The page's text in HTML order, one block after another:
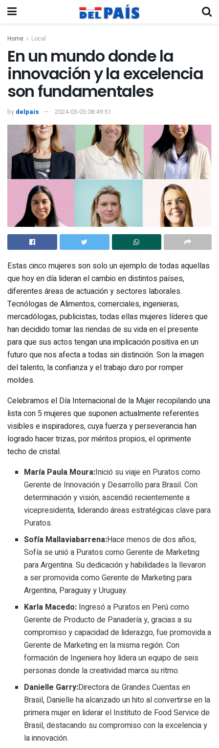
Home Local
En un mundo donde la
innovación y la excelencia
son fundamentales
by delpais 2024-03-05 08:49:51
Estas cinco mujeres son solo un ejemplo de todas aquellas
que hoy en día lideran el cambio en distintos países,
diferentes áreas de actuación y sectores laborales.
Tecnólogas de Alimentos, comerciales, ingenieras,
mercadólogas, publicistas, todas ellas mujeres líderes que
han decidido tomar las riendas de su vida en el presente
para que sus actos tengan una implicación positiva en un
futuro que nos afecta a todas sin distinción. Son la imagen
del talento, la confianza y el trabajo duro por romper
moldes.
Celebramos el Día Internacional de la Mujer recopilando una
lista con 5 mujeres que suponen actualmente referentes
visibles e inspiradores, cuya fuerza y perseverancia han
logrado hacer trizas, por méritos propios, el oprimente
techo de cristal.
María Paula Moura:Inició su viaje en Puratos como
Gerente de Innovación y Desarrollo para Brasil. Con
determinación y visión, ascendió recientemente a
vicepresidenta, liderando áreas estratégicas clave para
Puratos.
Sofía Mallaviabarrena:Hace menos de dos años,
Sofía se unió a Puratos como Gerente de Marketing
para Argentina. Su dedicación y habilidades la llevaron
a ser promovida como Gerente de Marketing para
Argentina, Paraguay y Uruguay.
Karla Macedo: Ingresó a Puratos en Perú como
Gerente de Producto de Panadería y, gracias a su
compromiso y capacidad de liderazgo, fue promovida a
Gerente de Marketing en la misma región. Con
formación de Ingeniera hoy lidera un equipo de seis
personas donde la creatividad marca su ritmo.
Danielle Garry:Directora de Grandes Cuentas en
Brasil, Danielle ha alcanzado un hito al convertirse en la
primera mujer en liderar el Instituto de Food Service de
Brasil, destacando su compromiso con la excelencia y
la innovación.